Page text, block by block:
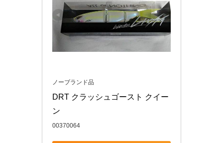
ノーブランド品
DRT クラッシュゴースト クイー
ン
00370064